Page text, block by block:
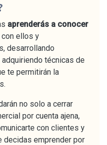
aprenderás a conocer
ellos y
desarrollando
técnicas de
te permitirán la
no solo a cerrar
por cuenta ajena,
con clientes y
decidas emprender por